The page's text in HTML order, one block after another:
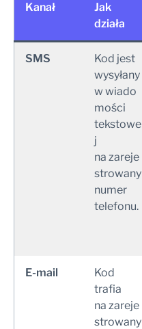
Kanał
Jak
działa
SMS
Kod jest
wysyłany
w wiado
mości
tekstowe
j
na zareje
strowany
numer
telefonu.
E-mail
Kod
trafia
na zareje
strowany